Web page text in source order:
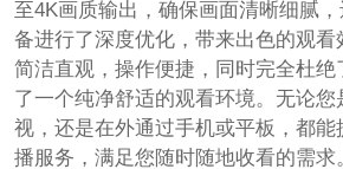
至4K画质输出，确保画面清晰细腻
备进行了深度优化，带来出色的观看
简洁直观，操作便捷，同时完全杜绝
了一个纯净舒适的观看环境。无论
视，还是在外通过手机或平板，都能
播服务，满足您随时随地收看的需求